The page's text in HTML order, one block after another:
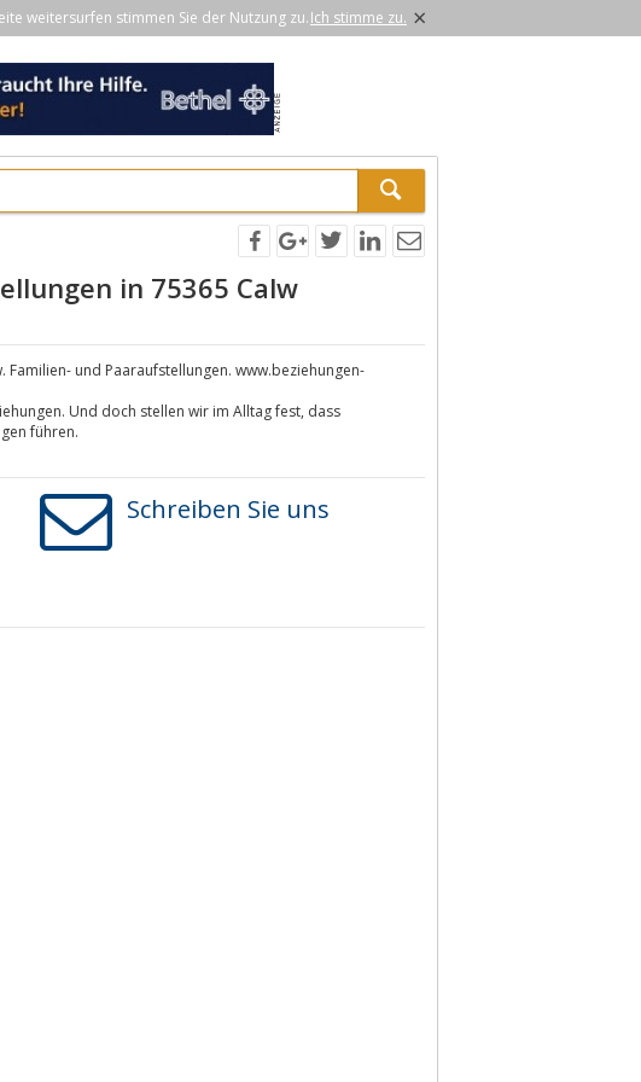
weitersurfen stimmen Sie der Nutzung zu.Ich stimme zu. ×
in 75365 Calw
und Paaraufstellungen. www.beziehungen-
Und doch stellen wir im Alltag fest, dass
führen.
Schreiben Sie uns